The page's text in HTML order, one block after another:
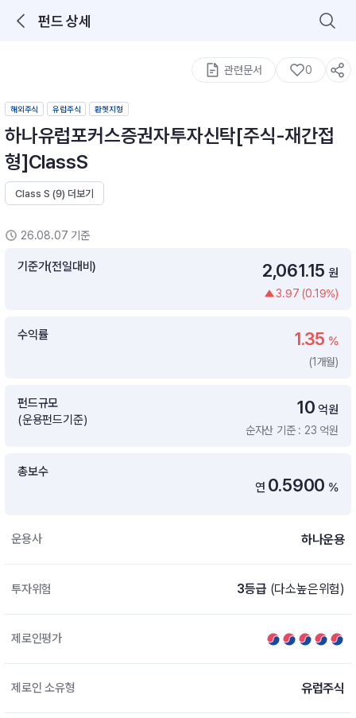
펀드 상세
구성종목 검색
관련문서 0
해외주식 유럽주식 환헷지형
하나유럽포커스증권자투자신탁[주식-재간접
형]ClassS
Class S (9) 더보기
26.08.07 기준
기준가(전일대비) 2,061.15 원
3.97 (0.19%)
수익률 1.35 %
(1개월)
펀드규모
(운용펀드기준)
10 억원
순자산 기준 : 23 억원
총보수
연 0.5900 %
운용사 하나운용
투자위험 3등급 (다소높은위험)
제로인평가
제로인 소유형 유럽주식
추천 메뉴
ETF 랭킹
월배당 · 모으기 · 포트래빗 관리
월배당 포트
포트래빗 관리
미국 ETF 검색
ETF 비교
연금 ETF 검색
ETF트렌드 ETF 랭킹 · ETF 찾기 · 종목찾기
미국ETF테마
연금 펀드 검색
투자 라이브러리
ETF 처음투자
내맘대로 만들기
DIY 포트 관리
고객라운지
이벤트
공지사항
FAQ